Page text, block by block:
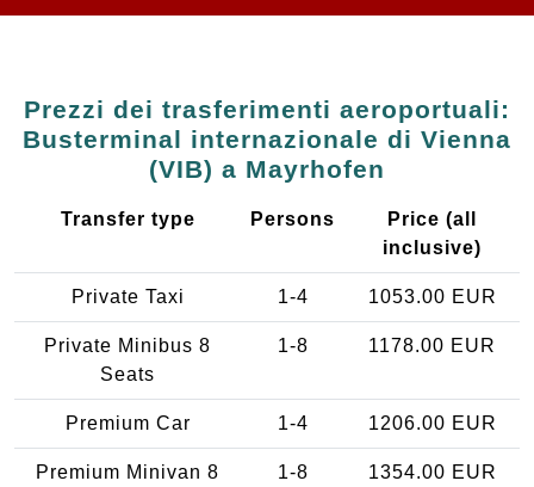
Prezzi dei trasferimenti aeroportuali:
Busterminal internazionale di Vienna
(VIB) a Mayrhofen
Transfer type Persons
Price (all
inclusive)
Private Taxi 1-4 1053.00 EUR
Private Minibus 8
Seats
1-8 1178.00 EUR
Premium Car 1-4 1206.00 EUR
Premium Minivan 8
1-8 1354.00 EUR